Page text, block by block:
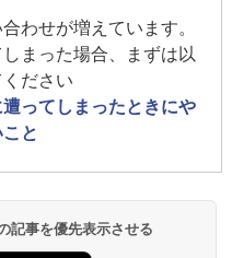
わせが増えています。
まった場合、まずは以
ださい
ってしまったときにや
と
記事を優先表示させる